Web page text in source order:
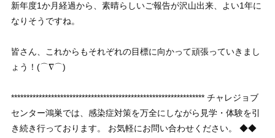
新年度1か月経過から、素晴らしいご報告が沢山出来、よい1年に
なりそうですね。
皆さん、これからもそれぞれの目標に向かって頑張っていきまし
ょう！(⌒∇⌒)
*************************************************************** チャレジョブ
センター鴻巣では、感染症対策を万全にしながら見学・体験を引
き続き行っております。 お気軽にお問い合わせください。 ◆◆